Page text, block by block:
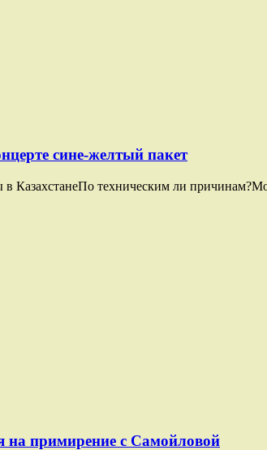
сине-желтый пакет
в КазахстанеПо техническим ли
на примирение с Самойловой